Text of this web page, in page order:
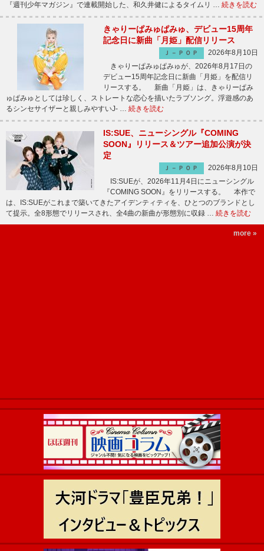
『週刊少年マガジン』で連載開始した、和久井健によるタイムリ … 続きを読む
きゃりーぱみゅぱみゅ、デビュー15周年
記念日に新曲「月姫」配信リリース
Ｊ－ＰＯＰ
2026年8月10日
きゃりーぱみゅぱみゅが、2026年8月17日の
デビュー15周年記念日に新曲「月姫」を配信リ
リースする。 新曲「月姫」は、きゃりーぱみ
ゅぱみゅとしては珍しく、ストレートな恋心を描いたラブソング。浮遊感のあ
るシンセサイザーと親しみやすいJ- … 続きを読む
IS:SUE、ニューシングル『COMING
SOON』リリース＆ツアー追加公演が決
定
Ｊ－ＰＯＰ
2026年8月10日
IS:SUEが、2026年11月4日にニューシングル
『COMING SOON』をリリースする。 本作で
は、IS:SUEがこれまで築いてきたアイデンティティを、ひとつのブランドとし
て提示。全8形態でリリースされ、全4曲の新曲が形態別に収録 … 続きを読む
more »